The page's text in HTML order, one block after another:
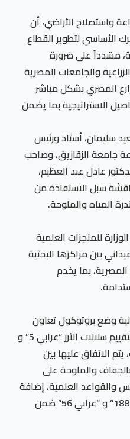
واستصلاح الأراضي، أن
الأساسي لتطوير القطاع
مشدداً على ضرورة
والجامعات المصرية
المصري بشكل مباشر
الاستراتيجية بما يضمن
سليمان، أستاذ ورئيس
جامعة الزقازيق، وصاحب
عادل عبد العظيم،
سبل الاستفادة من
المياه والملوحة.
للمنجزات العلمية
بين مراكزها البحثية
المصرية، بما يخدم
وضع بروتوكول تعاون
فني مع مركز البحوث الزراعية، لتقييم سلالات الأرز “عرابي 5” و
يتم الاتفاق عليها بين
بالجفاف والملوحة على
والقواعد العلمية، إضافة
إلى إدراج سلالات قمح “عرابي 1881” و “عرابي 56” ضمن